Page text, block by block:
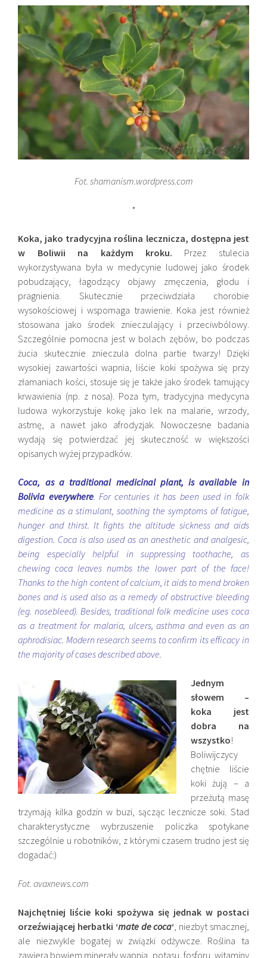
Fot. shamanism.wordpress.com
*
Koka, jako tradycyjna roślina lecznicza, dostępna jest
w Boliwii na każdym kroku. Przez stulecia
wykorzystywana była w medycynie ludowej jako środek
pobudzający, łagodzący objawy zmęczenia, głodu i
pragnienia. Skutecznie przeciwdziała chorobie
wysokościowej i wspomaga trawienie. Koka jest również
stosowana jako środek znieczulający i przeciwbólowy.
Szczególnie pomocna jest w bolach zębów, bo podczas
żucia skutecznie znieczula dolna partie twarzy! Dzięki
wysokiej zawartości wapnia, liście koki spożywa się przy
złamaniach kości, stosuje się je także jako środek tamujący
krwawienia (np. z nosa). Poza tym, tradycyjna medycyna
ludowa wykorzystuje kokę jako lek na malarie, wrzody,
astmę, a nawet jako afrodyzjak. Nowoczesne badania
wydają się potwierdzać jej skuteczność w większości
opisanych wyżej przypadków.
Coca, as a traditional medicinal plant, is available in
Bolivia everywhere. For centuries it has been used in folk
medicine as a stimulant, soothing the symptoms of fatigue,
hunger and thirst. It fights the altitude sickness and aids
digestion. Coca is also used as an anesthetic and analgesic,
being especially helpful in suppressing toothache, as
chewing coca leaves numbs the lower part of the face!
Thanks to the high content of calcium, it aids to mend broken
bones and is used also as a remedy of obstructive bleeding
(eg. nosebleed). Besides, traditional folk medicine uses coca
as a treatment for malaria, ulcers, asthma and even as an
aphrodisiac. Modern research seems to confirm its efficacy in
the majority of cases described above.
Jednym
słowem –
koka jest
dobra na
wszystko!
Boliwijczycy
chętnie liście
koki żują – a
przeżutą masę
trzymają kilka godzin w buzi, sącząc lecznicze soki. Stad
charakterystyczne wybrzuszenie policzka spotykane
szczególnie u robotników, z którymi czasem trudno jest się
dogadać:)
Fot. avaxnews.com
Najchętniej liście koki spożywa się jednak w postaci
orzeźwiającej herbatki ‘mate de coca‘, niezbyt smacznej,
ale niezwykle bogatej w związki odżywcze. Roślina ta
zawiera bowiem minerały wapnia, potasu, fosforu, witaminy